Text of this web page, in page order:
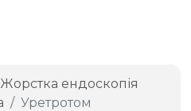
Жорстка ендоскопія
Уретротом